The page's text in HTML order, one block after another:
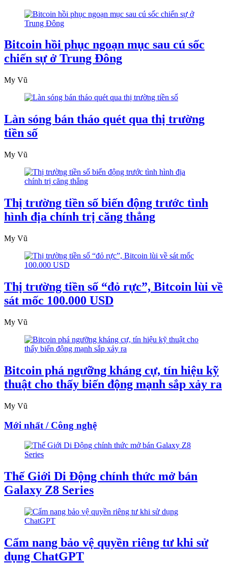
Bitcoin hồi phục ngoạn mục sau cú sốc
chiến sự ở Trung Đông
My Vũ
Làn sóng bán tháo quét qua thị trường
tiền số
My Vũ
Thị trường tiền số biến động trước tình
hình địa chính trị căng thẳng
My Vũ
Thị trường tiền số “đỏ rực”, Bitcoin lùi về
sát mốc 100.000 USD
My Vũ
Bitcoin phá ngưỡng kháng cự, tín hiệu kỹ
thuật cho thấy biến động mạnh sắp xảy ra
My Vũ
Mới nhất / Công nghệ
Thế Giới Di Động chính thức mở bán
Galaxy Z8 Series
Cẩm nang bảo vệ quyền riêng tư khi sử
dụng ChatGPT